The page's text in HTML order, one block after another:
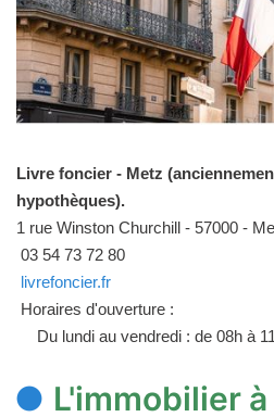
Livre foncier - Metz
hypothèques).
1 rue Winston Churchill - 57000 -
03 54 73 72 80
livrefoncier.fr
Horaires d'ouverture :
Du lundi au vendredi : de 08h à
L'immobilier